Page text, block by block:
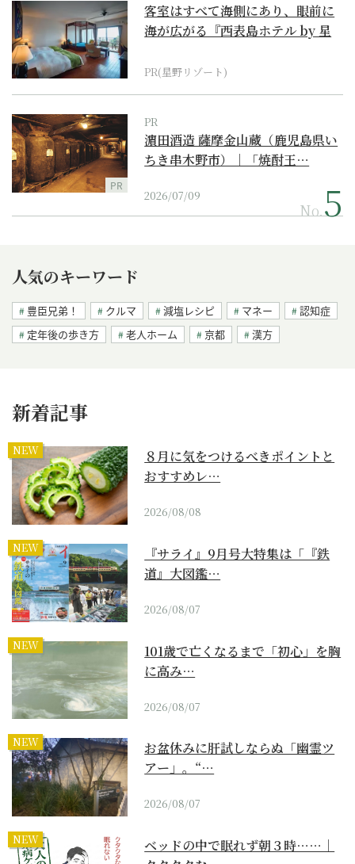
客室はすべて海側にあり、眼前に
海が広がる『西表島ホテル by 星
PR(星野リゾート)
PR
PR
濵田酒造 薩摩金山蔵（鹿児島県い
ちき串木野市）｜「焼酎王…
2026/07/09
No.
人気のキーワード
豊臣兄弟！ クルマ 減塩レシピ マネー
認知症
定年後の歩き方
老人ホーム 京都 漢方
新着記事
NEW
８月に気をつけるべきポイントと
おすすめレ…
2026/08/08
NEW
『サライ』9月号大特集は「『鉄
道』大図鑑…
2026/08/07
NEW
101歳で亡くなるまで「初心」を胸
に高み…
2026/08/07
NEW
お盆休みに肝試しならぬ「幽霊ツ
アー」。“…
2026/08/07
NEW
ベッドの中で眠れず朝３時……｜